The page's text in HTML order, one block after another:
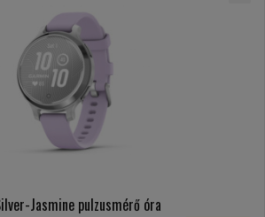
Jasmine pulzusmérő óra